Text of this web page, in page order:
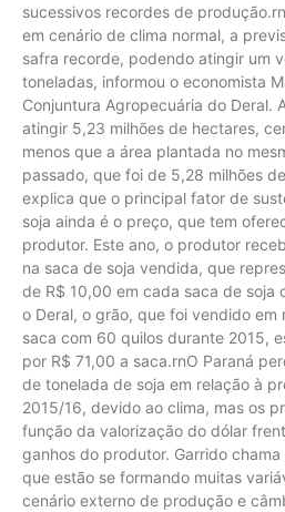
sucessivos recordes de
em cenário de clima normal, a
safra recorde, podendo atingir um
toneladas, informou o economista
Conjuntura Agropecuária do Deral.
atingir 5,23 milhões de hectares,
menos que a área plantada no
passado, que foi de 5,28 milhões
explica que o principal fator de
soja ainda é o preço, que tem
produtor. Este ano, o produtor
na saca de soja vendida, que
de R$ 10,00 em cada saca de soja
o Deral, o grão, que foi vendido em
saca com 60 quilos durante 2015,
por R$ 71,00 a saca.rnO Paraná
de tonelada de soja em relação à
2015/16, devido ao clima, mas os
função da valorização do dólar
ganhos do produtor. Garrido
que estão se formando muitas
cenário externo de produção e